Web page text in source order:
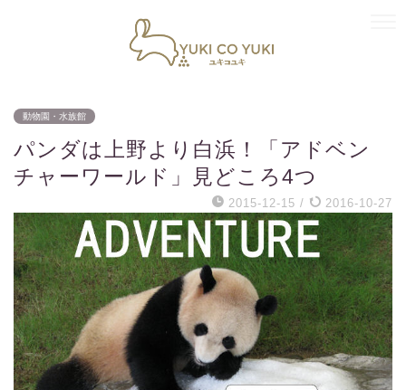
動物園・水族館
パンダは上野より白浜！「アドベン
チャーワールド」見どころ4つ
2015-12-15 / 2016-10-27